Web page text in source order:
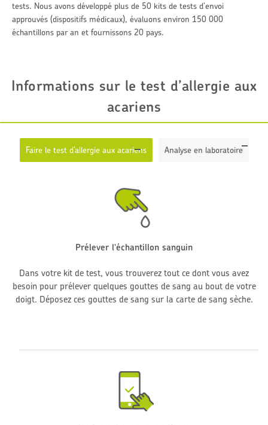
tests. Nous avons développé plus de 50 kits de tests d'envoi
approuvés (dispositifs médicaux), évaluons environ 150 000
échantillons par an et fournissons 20 pays.
Informations sur le test d’allergie aux
acariens
Faire le test d’allergie aux acariens
Prélever l'échantillon sanguin
Dans votre kit de test, vous trouverez tout ce dont vous avez
besoin pour prélever quelques gouttes de sang au bout de votre
doigt. Déposez ces gouttes de sang sur la carte de sang sèche.
Analyse en laboratoire